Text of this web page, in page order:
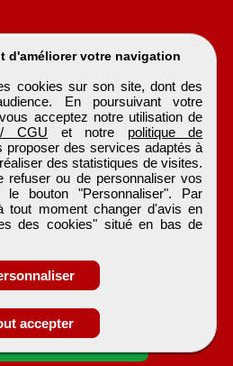
spontanée
d'améliorer votre navigation
cookies sur son site, dont des
En poursuivant votre
acceptez notre utilisation de
CGU et notre politique de
des services adaptés à
des statistiques de visites.
refuser ou de personnaliser vos
bouton "Personnaliser". Par
tout moment changer d'avis en
des cookies" situé en bas de
accepter
© 1999 - 2026